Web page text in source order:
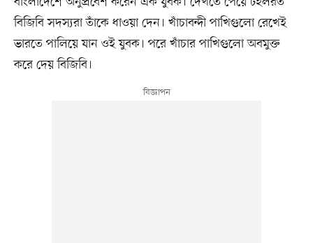
বিজিবি সদস্যরা তাঁকে ধাওয়া দেন। খাঁচাবন্দী পাখিগুলো রেখেই
ভারতে পালিয়ে যান ওই যুবক। পরে খাঁচার পাখিগুলো অবমুক্ত
করে দেয় বিজিবি।